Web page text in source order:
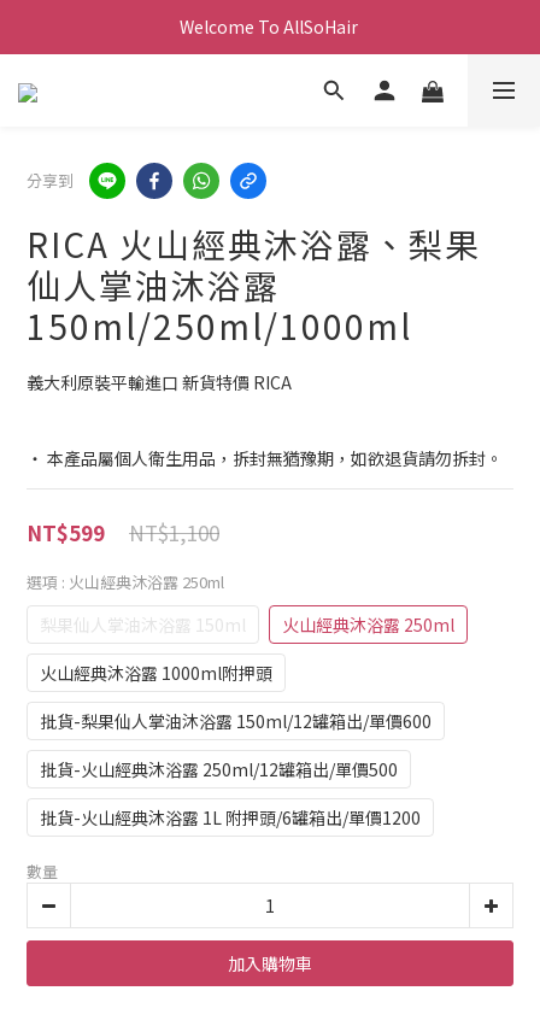
Welcome To AllSoHair
分享到
RICA 火山經典沐浴露、梨果
仙人掌油沐浴露
150ml/250ml/1000ml
義大利原裝平輸進口 新貨特價 RICA
‧ 本產品屬個人衛生用品，拆封無猶豫期，如欲退貨請勿拆封。
NT$1,100
NT$599
選項 : 火山經典沐浴露 250ml
梨果仙人掌油沐浴露 150ml
火山經典沐浴露 250ml
火山經典沐浴露 1000ml附押頭
批貨-梨果仙人掌油沐浴露 150ml/12罐箱出/單價600
批貨-火山經典沐浴露 250ml/12罐箱出/單價500
批貨-火山經典沐浴露 1L 附押頭/6罐箱出/單價1200
數量
加入購物車